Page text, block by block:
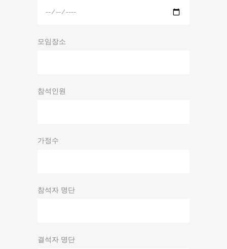
모임장소
참석인원
가정수
참석자 명단
결석자 명단